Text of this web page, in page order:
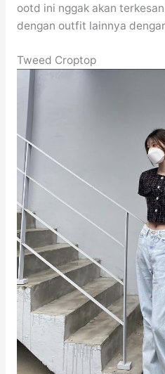
ootd ini nggak akan
dengan outfit lainnya
Tweed Croptop